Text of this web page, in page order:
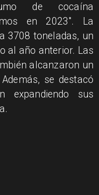
de cocaína
en 2023". La
3708 toneladas, un
al año anterior. Las
alcanzaron un
se destacó
expandiendo sus